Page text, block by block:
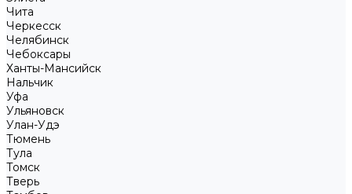
Чита
Черкесск
Челябинск
Чебоксары
Ханты-Мансийск
Нальчик
Уфа
Ульяновск
Улан-Удэ
Тюмень
Тула
Томск
Тверь